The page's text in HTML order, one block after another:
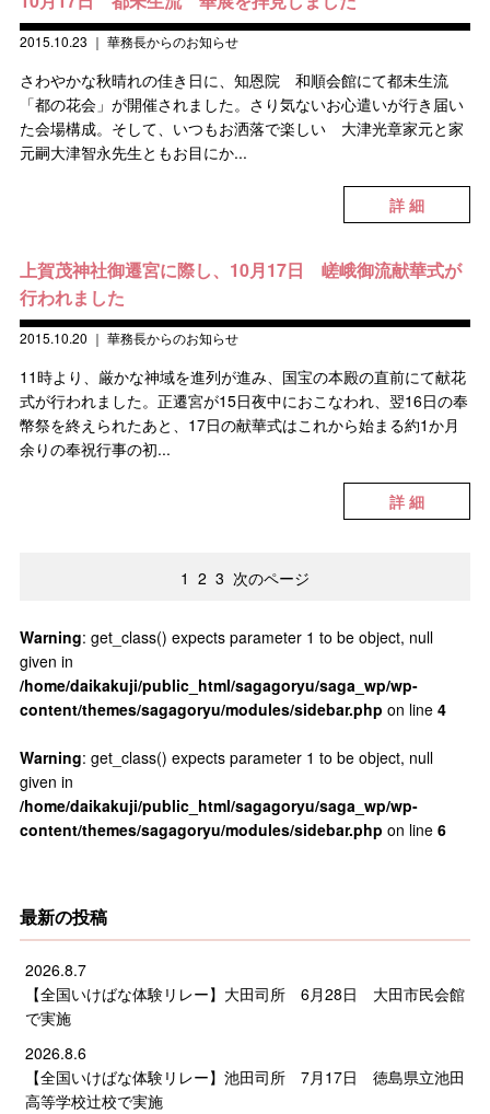
2015.10.23 ｜ 華務長からのお知らせ
さわやかな秋晴れの佳き日に、知恩院 和順会館にて都未生流
「都の花会」が開催されました。さり気ないお心遣いが行き届い
た会場構成。そして、いつもお洒落で楽しい 大津光章家元と家
元嗣大津智永先生ともお目にか...
詳 細
上賀茂神社御遷宮に際し、10月17日 嵯峨御流献華式が
行われました
2015.10.20 ｜ 華務長からのお知らせ
11時より、厳かな神域を進列が進み、国宝の本殿の直前にて献花
式が行われました。正遷宮が15日夜中におこなわれ、翌16日の奉
幣祭を終えられたあと、17日の献華式はこれから始まる約1か月
余りの奉祝行事の初...
詳 細
1 2 3 次のページ
Warning: get_class() expects parameter 1 to be object, null
given in
/home/daikakuji/public_html/sagagoryu/saga_wp/wp-
content/themes/sagagoryu/modules/sidebar.php on line 4
Warning: get_class() expects parameter 1 to be object, null
given in
/home/daikakuji/public_html/sagagoryu/saga_wp/wp-
content/themes/sagagoryu/modules/sidebar.php on line 6
最新の投稿
2026.8.7
【全国いけばな体験リレー】大田司所 6月28日 大田市民会館
で実施
2026.8.6
【全国いけばな体験リレー】池田司所 7月17日 徳島県立池田
高等学校辻校で実施